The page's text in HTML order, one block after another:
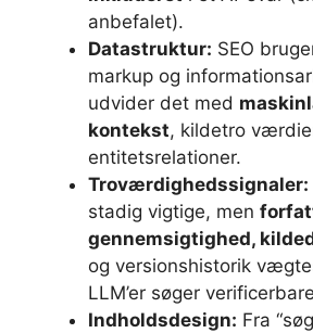
anbefalet).
Datastruktur: SEO
markup og
udvider det med
kontekst, kildetro
entitetsrelationer.
Troværdighedssignaler:
stadig vigtige, men
gennemsigtighed,
og versionshistorik
LLM’er søger
Indholdsdesign: Fra